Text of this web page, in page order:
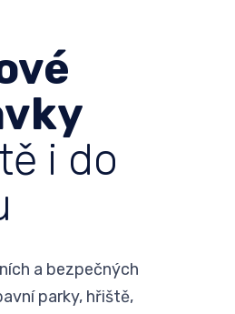
i do
a bezpečných
parky, hřiště,